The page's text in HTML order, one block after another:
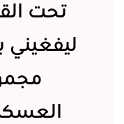
تحت
ليفغيني